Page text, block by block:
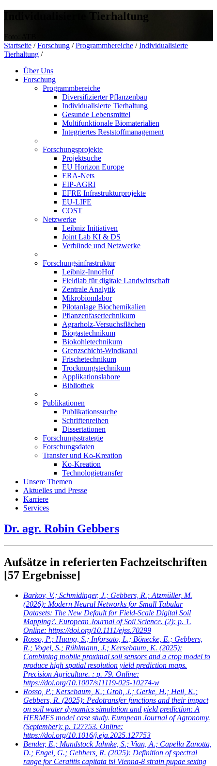
Individualisierte Tierhaltung
Foto: ATB
Startseite / Forschung / Programmbereiche / Individualisierte
Tierhaltung /
Über Uns
Forschung
Programmbereiche
Diversifizierter Pflanzenbau
Individualisierte Tierhaltung
Gesunde Lebensmittel
Multifunktionale Biomaterialien
Integriertes Reststoffmanagement
Forschungsprojekte
Projektsuche
EU Horizon Europe
ERA-Nets
EIP-AGRI
EFRE Infrastrukturprojekte
EU-LIFE
COST
Netzwerke
Leibniz Initiativen
Joint Lab KI & DS
Verbünde und Netzwerke
Forschungsinfrastruktur
Leibniz-InnoHof
Fieldlab für digitale Landwirtschaft
Zentrale Analytik
Mikrobiomlabor
Pilotanlage Biochemikalien
Pflanzenfasertechnikum
Agrarholz-Versuchsflächen
Biogastechnikum
Biokohletechnikum
Grenzschicht-Windkanal
Frischetechnikum
Trocknungstechnikum
Applikationslabore
Bibliothek
Publikationen
Publikationssuche
Schriftenreihen
Dissertationen
Forschungsstrategie
Forschungsdaten
Transfer und Ko-Kreation
Ko-Kreation
Technologietransfer
Unsere Themen
Aktuelles und Presse
Karriere
Services
Dr. agr. Robin Gebbers
Aufsätze in referierten Fachzeitschriften
[57 Ergebnisse]
Barkov, V.; Schmidinger, J.; Gebbers, R.; Atzmüller, M.
(2026): Modern Neural Networks for Small Tabular
Datasets: The New Default for Field-Scale Digital Soil
Mapping?. European Journal of Soil Science. (2): p. 1.
Online: https://doi.org/10.1111/ejss.70299
Rosso, P.; Huang, S.; Inforsato, L.; Bönecke, E.; Gebbers,
R.; Vogel, S.; Rühlmann, J.; Kersebaum, K. (2025):
Combining mobile proximal soil sensors and a crop model to
produce high spatial resolution yield prediction maps.
Precision Agriculture. : p. 79. Online:
https://doi.org/10.1007/s11119-025-10274-w
Rosso, P.; Kersebaum, K.; Groh, J.; Gerke, H.; Heil, K.;
Gebbers, R. (2025): Pedotransfer functions and their impact
on soil water dynamics simulation and yield prediction: A
HERMES model case study. European Journal of Agronomy.
(September): p. 127753. Online:
https://doi.org/10.1016/j.eja.2025.127753
Bender, E.; Mundstock Jahnke, S.; Vian, A.; Capella Zanotta,
D.; Engel, G.; Gebbers, R. (2025): Definition of spectral
range for Ceratitis capitata tsl Vienna-8 strain pupae sexing